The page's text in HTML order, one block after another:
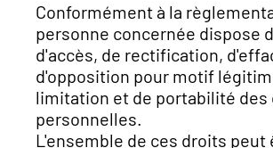
Conformément à la
personne concernée dispose
d'accès, de rectification,
d'opposition pour motif
limitation et de portabilité des
personnelles.
L'ensemble de ces droits peut